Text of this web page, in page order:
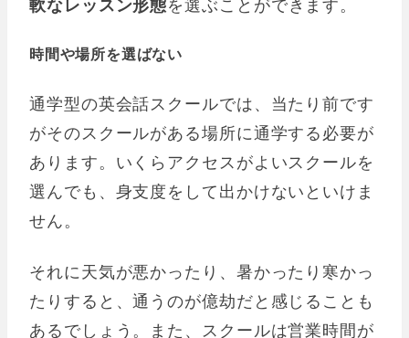
軟なレッスン形態を選ぶことができます。
時間や場所を選ばない
通学型の英会話スクールでは、当たり前です
がそのスクールがある場所に通学する必要が
あります。いくらアクセスがよいスクールを
選んでも、身支度をして出かけないといけま
せん。
それに天気が悪かったり、暑かったり寒かっ
たりすると、通うのが億劫だと感じることも
あるでしょう。また、スクールは営業時間が